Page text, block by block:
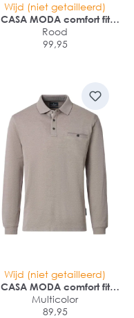
Wijd (niet getailleerd)
CASA MODA comfort fit
polo lange mouw
Rood
99,95
Wijd (niet getailleerd)
CASA MODA comfort fit
heren polo lange mouw
Multicolor
89,95